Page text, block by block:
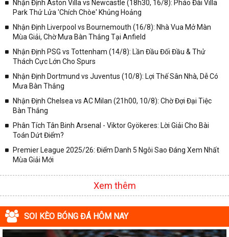
Nhận Định Aston Villa vs Newcastle (18h30, 16/8): Pháo Đài Villa
Park Thử Lửa 'Chích Chòe' Khủng Hoảng
Nhận Định Liverpool vs Bournemouth (16/8): Nhà Vua Mở Màn
Mùa Giải, Chờ Mưa Bàn Thắng Tại Anfield
Nhận Định PSG vs Tottenham (14/8): Lần Đầu Đối Đầu & Thử
Thách Cực Lớn Cho Spurs
Nhận Định Dortmund vs Juventus (10/8): Lợi Thế Sân Nhà, Dễ Có
Mưa Bàn Thắng
Nhận Định Chelsea vs AC Milan (21h00, 10/8): Chờ Đợi Đại Tiệc
Bàn Thắng
Phân Tích Tân Binh Arsenal - Viktor Gyökeres: Lời Giải Cho Bài
Toán Dứt Điểm?
Premier League 2025/26: Điểm Danh 5 Ngôi Sao Đáng Xem Nhất
Mùa Giải Mới
Xem thêm
SOI KÈO BÓNG ĐÁ HÔM NAY